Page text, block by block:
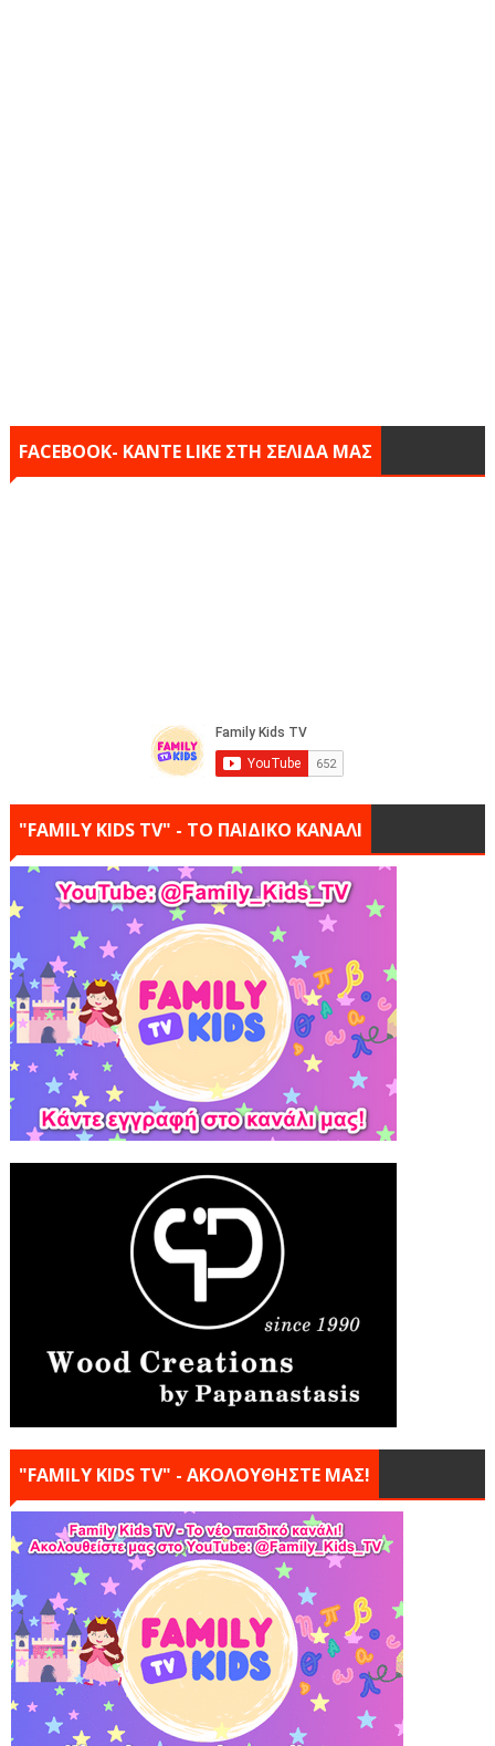
FACEBOOK- KANTE LIKE ΣΤΗ ΣΕΛΙΔΑ ΜΑΣ
"FAMILY KIDS TV" - ΤΟ ΠΑΙΔΙΚΟ ΚΑΝΑΛΙ
"FAMILY KIDS TV" - ΑΚΟΛΟΥΘΗΣΤΕ ΜΑΣ!